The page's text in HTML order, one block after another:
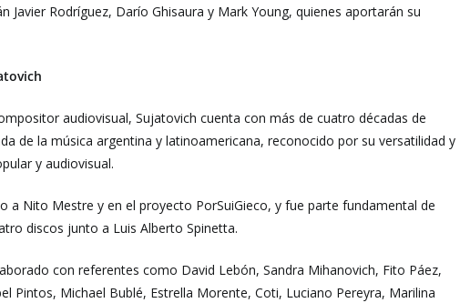
Javier Rodríguez, Darío Ghisaura y Mark Young, quienes aportarán su
audiovisual, Sujatovich cuenta con más de cuatro décadas de
de la música argentina y latinoamericana, reconocido por su versatilidad y
y audiovisual.
a Nito Mestre y en el proyecto PorSuiGieco, y fue parte fundamental de
discos junto a Luis Alberto Spinetta.
con referentes como David Lebón, Sandra Mihanovich, Fito Páez,
Pintos, Michael Bublé, Estrella Morente, Coti, Luciano Pereyra, Marilina